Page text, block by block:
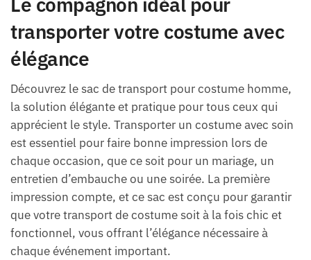
transporter votre costume avec
élégance
Découvrez le sac de transport pour costume homme,
la solution élégante et pratique pour tous ceux qui
apprécient le style. Transporter un costume avec soin
est essentiel pour faire bonne impression lors de
chaque occasion, que ce soit pour un mariage, un
entretien d’embauche ou une soirée. La première
impression compte, et ce sac est conçu pour garantir
que votre transport de costume soit à la fois chic et
fonctionnel, vous offrant l’élégance nécessaire à
chaque événement important.